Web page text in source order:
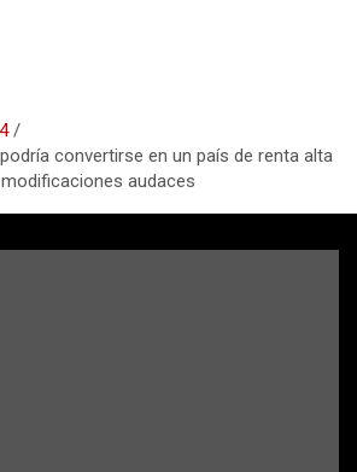
4
convertirse en un país de renta alta
audaces